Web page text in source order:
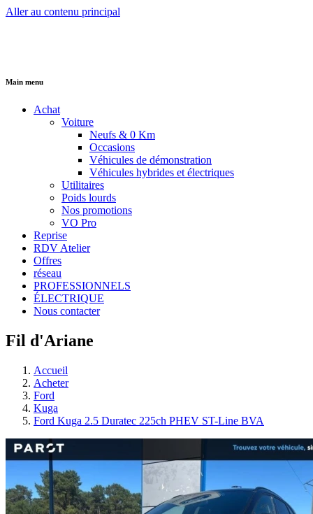
Aller au contenu principal
Main menu
Achat
Voiture
Neufs & 0 Km
Occasions
Véhicules de démonstration
Véhicules hybrides et électriques
Utilitaires
Poids lourds
Nos promotions
VO Pro
Reprise
RDV Atelier
Offres
réseau
PROFESSIONNELS
ÉLECTRIQUE
Nous contacter
Fil d'Ariane
Accueil
Acheter
Ford
Kuga
Ford Kuga 2.5 Duratec 225ch PHEV ST-Line BVA